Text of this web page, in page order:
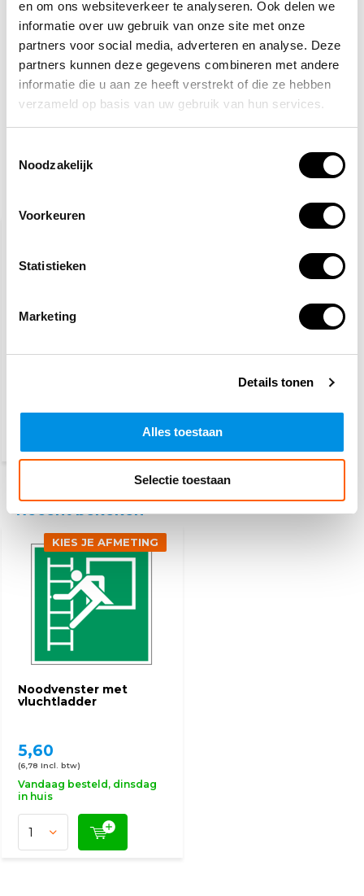
en om ons websiteverkeer te analyseren. Ook delen we
informatie over uw gebruik van onze site met onze
partners voor social media, adverteren en analyse. Deze
partners kunnen deze gegevens combineren met andere
informatie die u aan ze heeft verstrekt of die ze hebben
verzameld op basis van uw gebruik van hun services.
Noodzakelijk
Voorkeuren
Statistieken
Marketing
Details tonen
Alles toestaan
Selectie toestaan
Veiligheidspictogrammen
Normaal:
(0% Korting) 0,-
Totaalbedrag: 5,60
TIP!
Tijdelijk uitverkocht
Recent bekeken
Noodvenster met
vluchtladder
KIES JE AFMETING
5,60
(6,78 Incl. btw)
Vandaag besteld, dinsdag
in huis